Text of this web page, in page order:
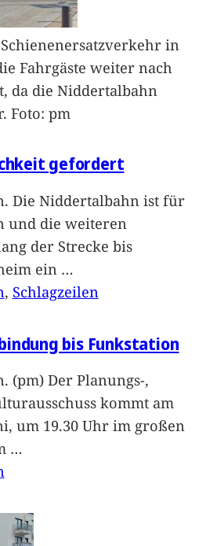
in
Fahrgäste weiter nach
da die Niddertalbahn
Foto: pm
gefordert
Die Niddertalbahn ist für
und die weiteren
der Strecke bis
ein …
, Schlagzeilen
bis Funkstation
(pm) Der Planungs-,
kommt am
um 19.30 Uhr im großen
…